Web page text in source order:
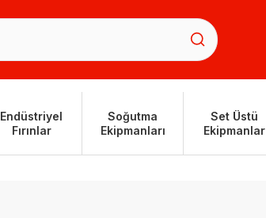
Endüstriyel
Fırınlar
Soğutma
Ekipmanları
Set Üstü
Ekipmanlar